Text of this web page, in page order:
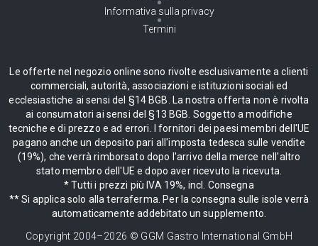
Informativa sulla privacy
Termini
Le offerte nel negozio online sono rivolte esclusivamente a clienti
commerciali, autorità, associazioni e istituzioni sociali ed
ecclesiastiche ai sensi del §14 BGB. La nostra offerta non è rivolta
ai consumatori ai sensi del §13 BGB. Soggetto a modifiche
tecniche e di prezzo e ad errori. I fornitori dei paesi membri dell'UE
pagano anche un deposito pari all'imposta tedesca sulle vendite
(19%), che verrà rimborsato dopo l'arrivo della merce nell'altro
stato membro dell'UE e dopo aver ricevuto la ricevuta.
* Tutti i prezzi più IVA 19%, incl. Consegna
** Si applica solo alla terraferma. Per la consegna sulle isole verrà
automaticamente addebitato un supplemento.
Copyright 2004–2026 © GGM Gastro International GmbH